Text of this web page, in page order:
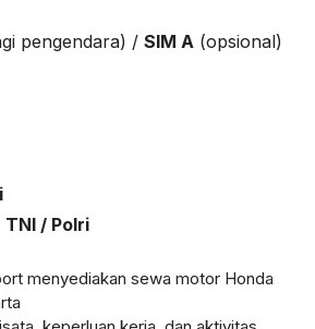
pengendara) / SIM A (opsional)
/ Polri
menyediakan sewa motor Honda